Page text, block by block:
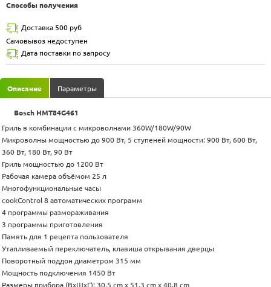
Способы получения
Доставка 500 руб
Самовывоз недоступен
Дата поставки по запросу
Описание Параметры
Bosch HMT84G461
Гриль в комбинации с микроволнами 360W/180W/90W
Микроволны мощностью до 900 Вт, 5 ступеней мощности: 900 Вт, 600 Вт,
360 Вт, 180 Вт, 90 Вт
Гриль мощностью до 1200 Вт
Рабочая камера объёмом 25 л
Многофункциональные часы
cookControl 8 автоматических программ
4 программы размораживания
3 программы приготовления
Память для 1 рецепта пользователя
Утапливаемый переключатель, клавиша открывания дверцы
Поворотный поддон диаметром 315 мм
Мощность подключения 1450 Вт
Размеры прибора (ВхШхГ): 30,5 cm x 51,3 cm х 40,8 cm